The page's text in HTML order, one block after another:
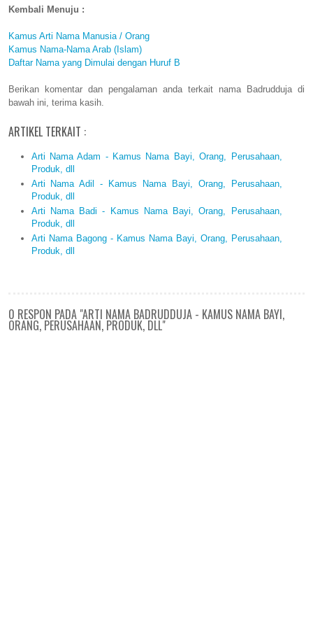
Kembali Menuju :
Kamus Arti Nama Manusia / Orang
Kamus Nama-Nama Arab (Islam)
Daftar Nama yang Dimulai dengan Huruf B
Berikan komentar dan pengalaman anda terkait nama Badrudduja di
bawah ini, terima kasih.
ARTIKEL TERKAIT :
Arti Nama Adam - Kamus Nama Bayi, Orang, Perusahaan,
Produk, dll
Arti Nama Adil - Kamus Nama Bayi, Orang, Perusahaan,
Produk, dll
Arti Nama Badi - Kamus Nama Bayi, Orang, Perusahaan,
Produk, dll
Arti Nama Bagong - Kamus Nama Bayi, Orang, Perusahaan,
Produk, dll
0 RESPON PADA "ARTI NAMA BADRUDDUJA - KAMUS NAMA BAYI,
ORANG, PERUSAHAAN, PRODUK, DLL"